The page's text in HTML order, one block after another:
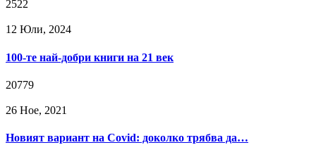
2522
12 Юли, 2024
100-те най-добри книги на 21 век
20779
26 Ное, 2021
Новият вариант на Covid: доколко трябва да…